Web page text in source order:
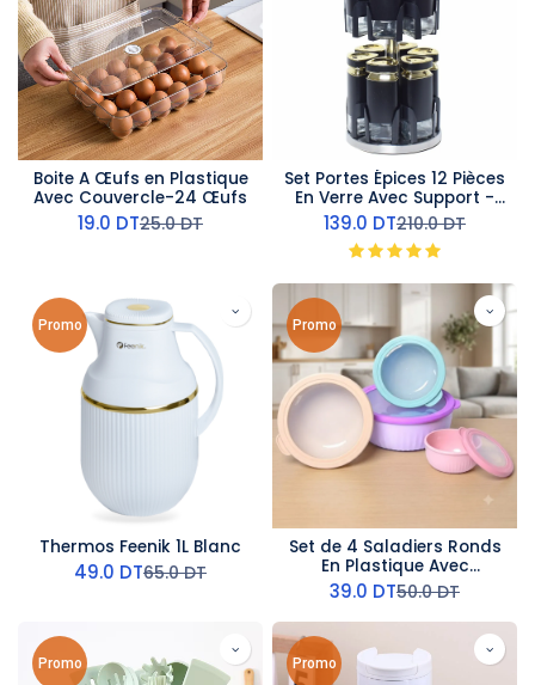
Boite A Œufs en Plastique
Avec Couvercle-24 Œufs
19.0 DT25.0DT
Set Portes Épices 12 Pièces
En Verre Avec Support -
Noir
139.0 DT210.0DT
Promo
Thermos Feenik 1L Blanc
49.0 DT65.0DT
Promo
Set de 4 Saladiers Ronds
En Plastique Avec
Couvercles - Multicolore
39.0 DT50.0DT
Promo Promo